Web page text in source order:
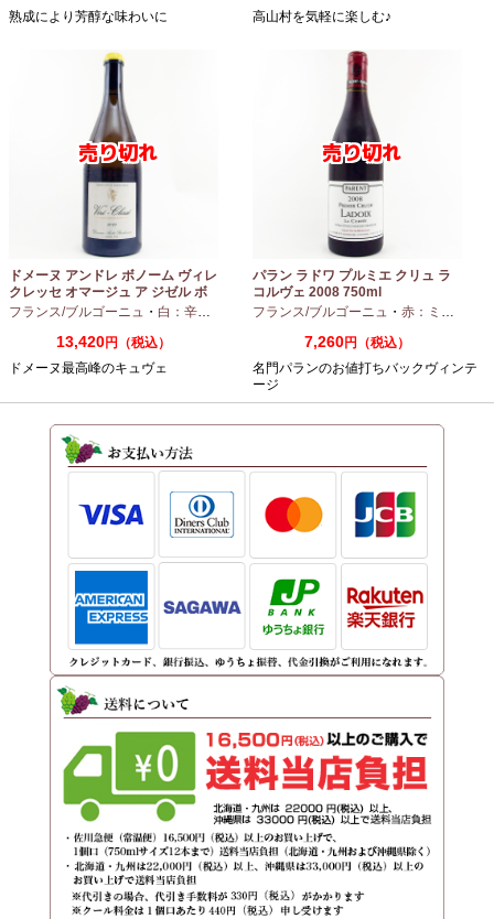
熟成により芳醇な味わいに 高山村を気軽に楽しむ♪
ドメーヌ アンドレ ボノーム ヴィレ
クレッセ オマージュ ア ジゼル ボ
ノーム 2023 750ml
フランス/ブルゴーニュ ・ 白：辛口 シャルドネ
13,420円（税込）
ドメーヌ最高峰のキュヴェ
パラン ラドワ プルミエ クリュ ラ
コルヴェ 2008 750ml
フランス/ブルゴーニュ ・ 赤：ミディアムボディ
7,260円（税込）
名門パランのお値打ちバックヴィンテ
ージ